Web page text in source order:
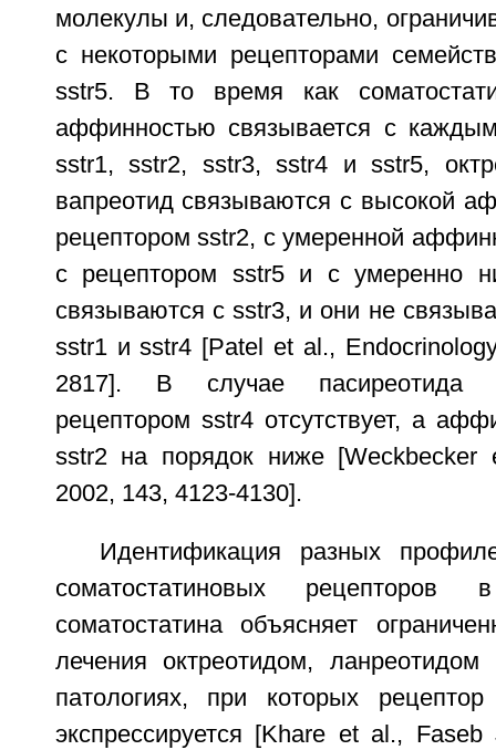
молекулы и, следовательно,
с некоторыми рецепторами
sstr5. В то время как
аффинностью связывается с
sstr1, sstr2, sstr3, sstr4 и sstr5,
вапреотид связываются с высокой
рецептором sstr2, с умеренной
с рецептором sstr5 и с умеренно
связываются с sstr3, и они не
sstr1 и sstr4 [Patel et al.,
2817]. В случае пасиреотида
рецептором sstr4 отсутствует, а
sstr2 на порядок ниже [Weckbecker
2002, 143, 4123-4130].
Идентификация разных
соматостатиновых рецепторов
соматостатина объясняет
лечения октреотидом,
патологиях, при которых
экспрессируется [Khare et al.,